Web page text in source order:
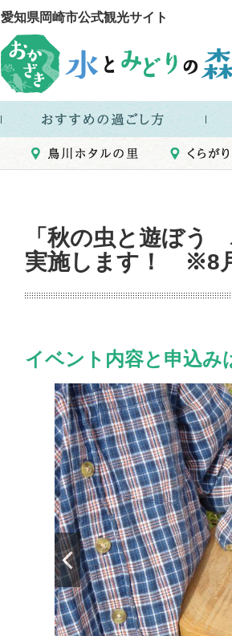
愛知県岡崎市公式観光サイト
「秋の虫と遊ぼう
実施します！ ※8
イベント内容と申込